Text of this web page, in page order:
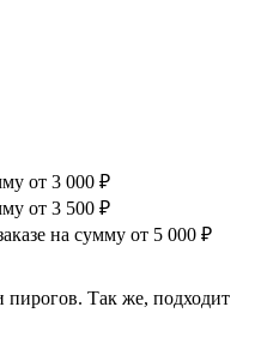
от 3 000 ₽
от 3 500 ₽
на сумму от 5 000 ₽
пирогов. Так же, подходит